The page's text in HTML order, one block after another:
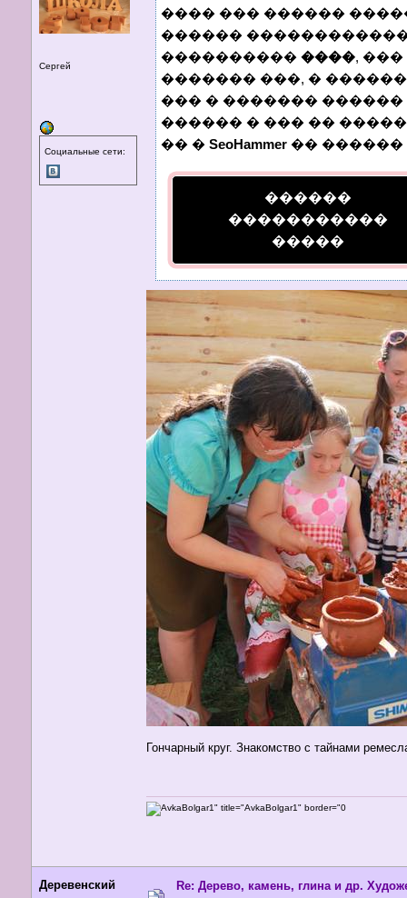
Сергей
Социальные сети:
���� ��� ������
������
���������� ����,
������� ���, �
��� � ������� ������
������ � ��� ��
�� � SeoHammer �� ������
������
�����������
�����
Гончарный круг. Знакомство с тайнами
Деревенский
Re: Дерево, камень, глина и др.